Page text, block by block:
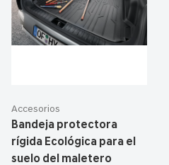
Accesorios
Bandeja protectora
rígida Ecológica para el
suelo del maletero